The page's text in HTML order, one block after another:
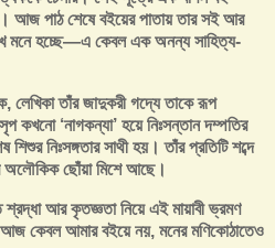
আজ পাঠ শেষে বইয়ের পাতায় তার সই আর
মনে হচ্ছে—এ কেবল এক অনন্য সাহিত্য-
লেখিকা তাঁর জাদুকরী গদ্যে তাকে রূপ
কখনো ‘নাগকন্যা’ হয়ে নিঃসন্তান দম্পতির
নিঃসঙ্গতার সাথী হয়। তাঁর প্রতিটি শব্দে
অলৌকিক ছোঁয়া মিশে আছে।
আর কৃতজ্ঞতা নিয়ে এই মায়াবী ভ্রমণ
আজ কেবল আমার বইয়ে নয়, মনের মণিকোঠাতেও